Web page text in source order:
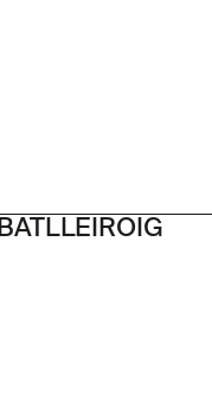
BATLLEIROIG